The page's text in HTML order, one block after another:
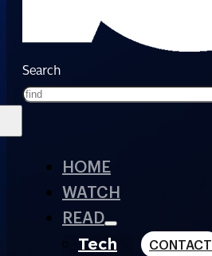
Search
HOME
WATCH
READ
Tech
CONTACT